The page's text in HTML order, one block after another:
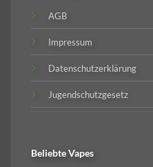
AGB
Impressum
Datenschutzerklärung
Jugendschutzgesetz
BeliebteVapes